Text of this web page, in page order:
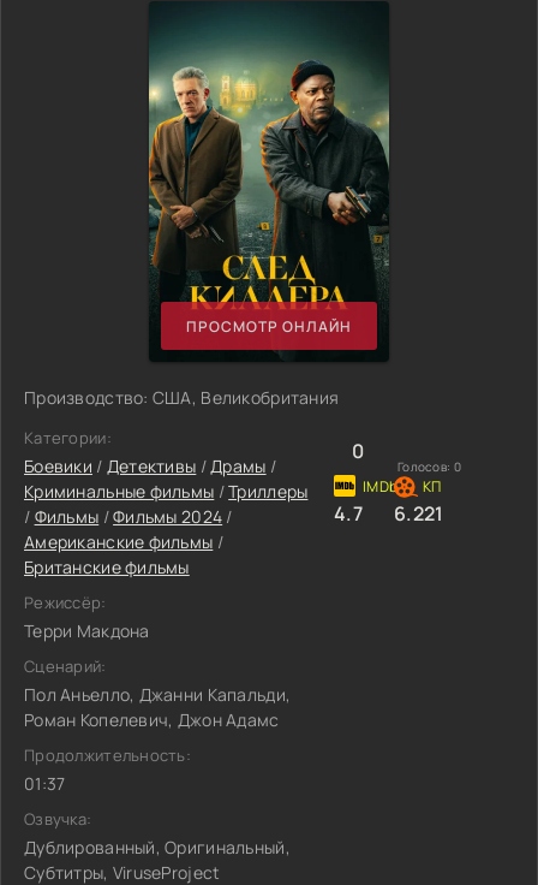
ПРОСМОТР ОНЛАЙН
Производство: США, Великобритания
Категории:
Боевики / Детективы /Драмы /
Криминальные фильмы /Триллеры
/ Фильмы /Фильмы 2024 /
Американские фильмы /
Британские фильмы
Режиссёр:
Терри Макдона
Сценарий:
Пол Аньелло, Джанни Капальди,
Роман Копелевич, Джон Адамс
Продолжительность:
01:37
Озвучка:
Дублированный, Оригинальный,
Субтитры, ViruseProject
0
Голосов: 0
4.7 6.221